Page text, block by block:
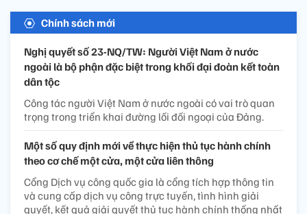
Chính sách mới
Nghị quyết số 23-NQ/TW: Người Việt Nam ở nước
ngoài là bộ phận đặc biệt trong khối đại đoàn kết toàn
dân tộc
Công tác người Việt Nam ở nước ngoài có vai trò quan
trọng trong triển khai đường lối đối ngoại của Đảng.
Một số quy định mới về thực hiện thủ tục hành chính
theo cơ chế một cửa, một cửa liên thông
Cổng Dịch vụ công quốc gia là cổng tích hợp thông tin
và cung cấp dịch vụ công trực tuyến, tình hình giải
quyết, kết quả giải quyết thủ tục hành chính thống nhất